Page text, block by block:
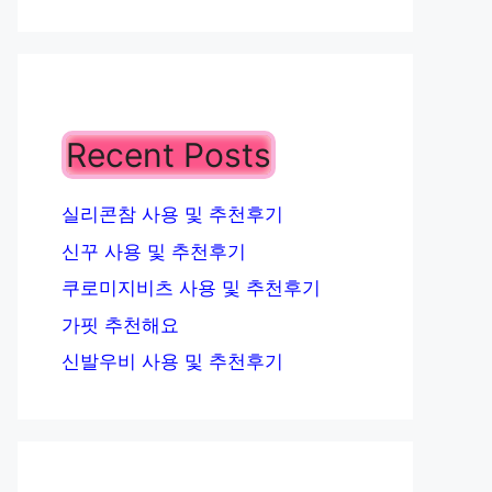
Recent Posts
실리콘참 사용 및 추천후기
신꾸 사용 및 추천후기
쿠로미지비츠 사용 및 추천후기
가핏 추천해요
신발우비 사용 및 추천후기